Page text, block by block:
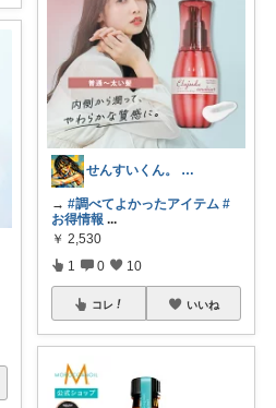
せんすいくん。 ＼情報の海へダイブ／
→ #調べてよかったアイテム #
お得情報 ...
￥ 2,530
1 0 10
コレ いいね